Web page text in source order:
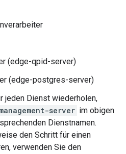
(edge-qpid-server)
(edge-postgres-server)
jeden Dienst wiederholen,
server im obigen
Dienstnamen.
den Schritt für einen
verwenden Sie den